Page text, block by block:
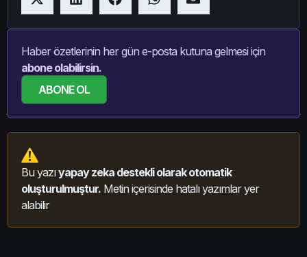
Haber özetlerinin her gün e-posta kutuna gelmesi için
abone olabilirsin.
ABONE OL
Bu yazıyapay zeka destekli olarak otomatik
oluşturulmuştur. Metin içerisinde hatalı yazımlar yer
alabilir